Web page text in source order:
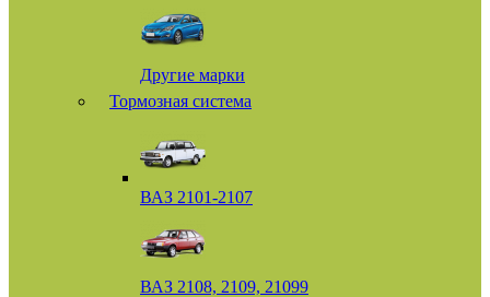
Другие марки
Тормозная система
ВАЗ 2101-2107
ВАЗ 2108, 2109, 21099